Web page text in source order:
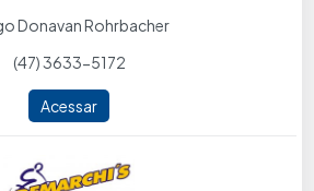
Donavan Rohrbacher
(47) 3633-5172
Acessar